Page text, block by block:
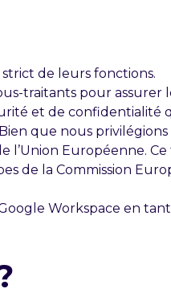
strict de leurs fonctions.
traitants pour
et de confidentialité
que nous
l’Union Européenne.
de la Commission
Workspace en